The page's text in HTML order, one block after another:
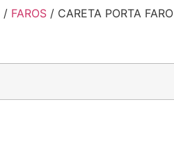
/ FAROS / CARETA PORTA FARO